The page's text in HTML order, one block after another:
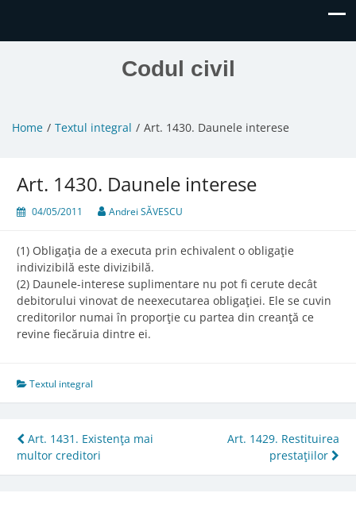
Codul civil
Home Textul integral Art. 1430. Daunele interese
Art. 1430. Daunele interese
04/05/2011 Andrei SĂVESCU
(1) Obligaţia de a executa prin echivalent o obligaţie
indivizibilă este divizibilă.
(2) Daunele-interese suplimentare nu pot fi cerute decât
debitorului vinovat de neexecutarea obligaţiei. Ele se cuvin
creditorilor numai în proporţie cu partea din creanţă ce
revine fiecăruia dintre ei.
Textul integral
Post
navigation
Art. 1431. Existenţa mai
multor creditori
Art. 1429. Restituirea
prestaţiilor